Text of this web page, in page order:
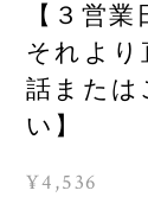
【３営
それより
話または
い】
¥4,536